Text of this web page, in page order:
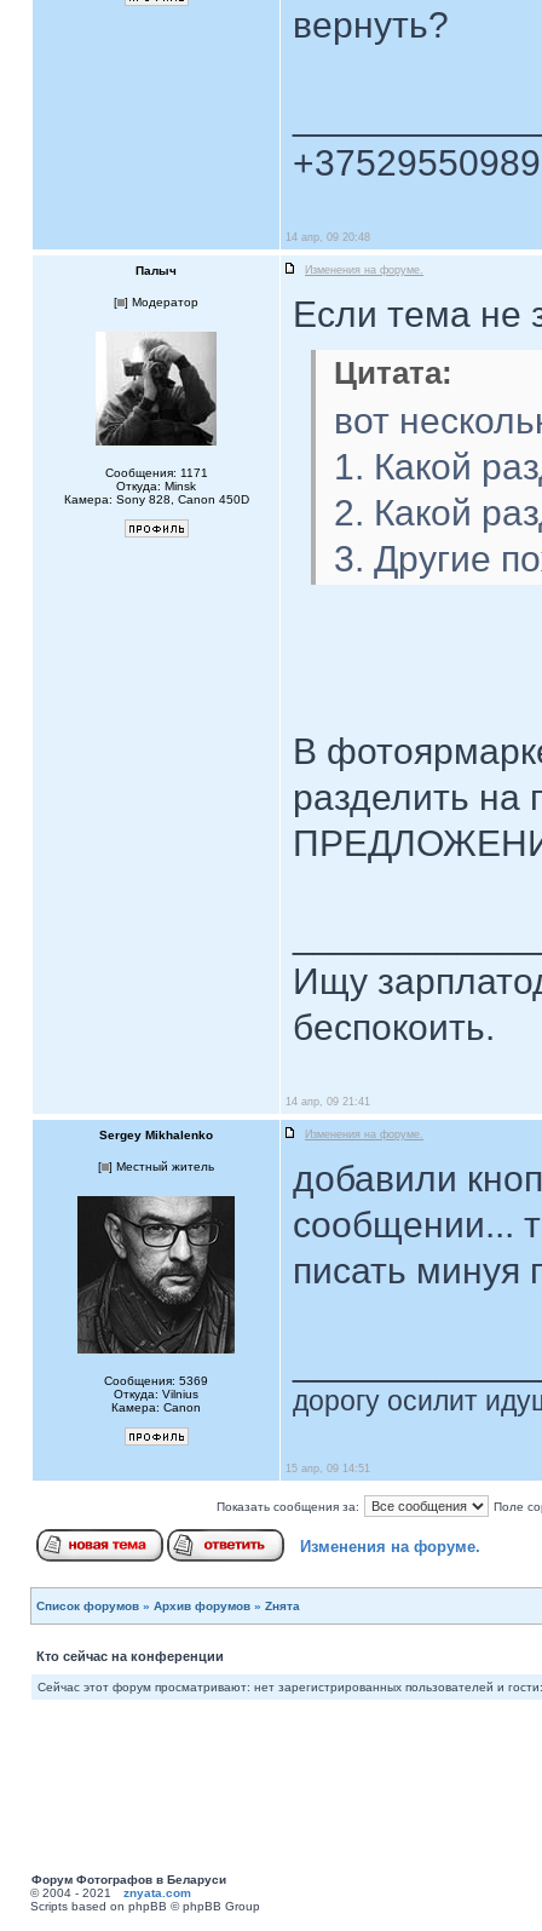
вернуть?
14 апр, 09 20:48
Палыч Изменения на форуме.
[ ] Модератор
Сообщения: 1171
Откуда: Minsk
Камера: Sony 828, Canon 450D
Если тема не
Цитата:
вот
1. Какой
2. Какой
3. Другие
В
разделить
Ищу
беспокоить.
14 апр, 09 21:41
Sergey Mikhalenko Изменения на форуме.
[ ] Местный житель
Сообщения: 5369
Откуда: Vilnius
Камера: Canon
добавили
сообщении...
писать минуя
дорогу осилит
15 апр, 09 14:51
Показать сообщения за: Поле
Изменения на форуме.
Список форумов » Архив форумов » Zнята
Кто сейчас на конференции
Сейчас этот форум просматривают: нет зарегистрированных пользователей и
Форум Фотографов в Беларуси
© 2004 - 2021 znyata.com
Scripts based on phpBB © phpBB Group